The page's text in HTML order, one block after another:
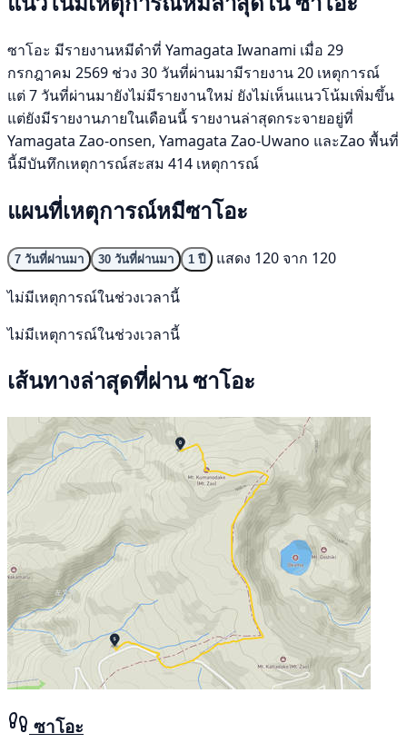
ซาโอะ มีรายงานหมีดำที่ Yamagata Iwanami เมื่อ 29
กรกฎาคม 2569 ช่วง 30 วันที่ผ่านมามีรายงาน 20 เหตุการณ์
แต่ 7 วันที่ผ่านมายังไม่มีรายงานใหม่ ยังไม่เห็นแนวโน้มเพิ่มขึ้น
แต่ยังมีรายงานภายในเดือนนี้ รายงานล่าสุดกระจายอยู่ที่
Yamagata Zao-onsen, Yamagata Zao-Uwano และZao พื้นที่
นี้มีบันทึกเหตุการณ์สะสม 414 เหตุการณ์
แผนที่เหตุการณ์หมีซาโอะ
7 วันที่ผ่านมา 30 วันที่ผ่านมา 1 ปี
แสดง 120 จาก 120
ไม่มีเหตุการณ์ในช่วงเวลานี้
ไม่มีเหตุการณ์ในช่วงเวลานี้
เส้นทางล่าสุดที่ผ่าน ซาโอะ
ซาโอะ